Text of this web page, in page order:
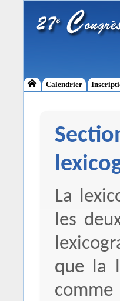
Calendrier
La
les
que la